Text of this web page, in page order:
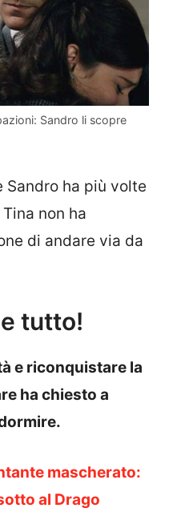
Sandro li scopre
Sandro ha più volte
non ha
di andare via da
tutto!
e riconquistare la
ha chiesto a
mascherato:
al Drago